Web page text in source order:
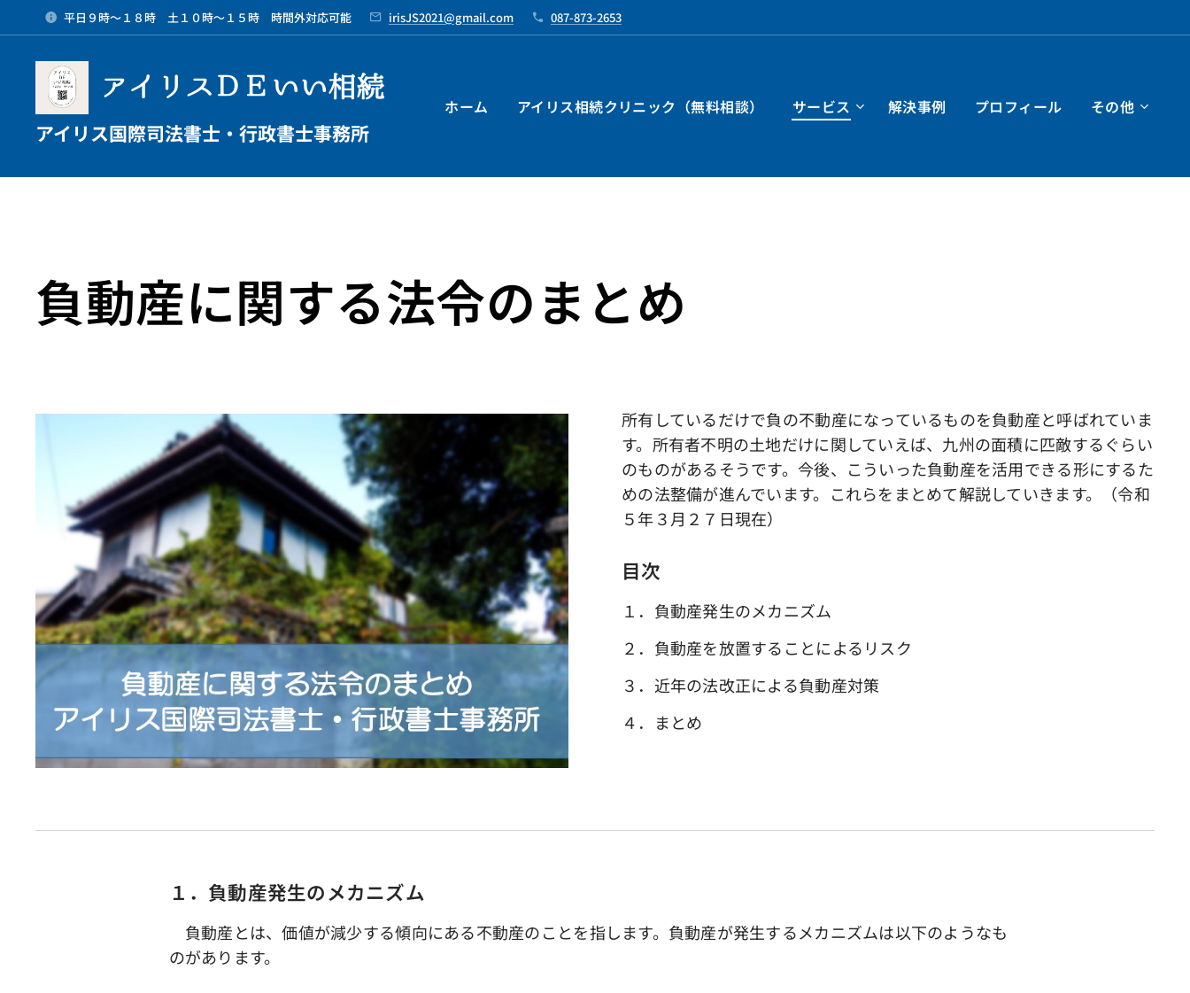
平日９時～１８時 土１０時～１５時 時間外対応可能 irisJS2021@gmail.com 087-873-2653
アイリスＤＥいい相続
アイリス国際司法書士・行政書士事務所
ホーム アイリス相続クリニック（無料相談） サービス 解決事例 プロフィール その他
負動産に関する法令のまとめ
所有しているだけで負の不動産になっているものを負動産と呼ばれていま
す。所有者不明の土地だけに関していえば、九州の面積に匹敵するぐらい
のものがあるそうです。今後、こういった負動産を活用できる形にするた
めの法整備が進んでいます。これらをまとめて解説していきます。（令和
５年３月２７日現在）
目次
１．負動産発生のメカニズム
２．負動産を放置することによるリスク
３．近年の法改正による負動産対策
４．まとめ
１．負動産発生のメカニズム
負動産とは、価値が減少する傾向にある不動産のことを指します。負動産が発生するメカニズムは以下のようなも
のがあります。